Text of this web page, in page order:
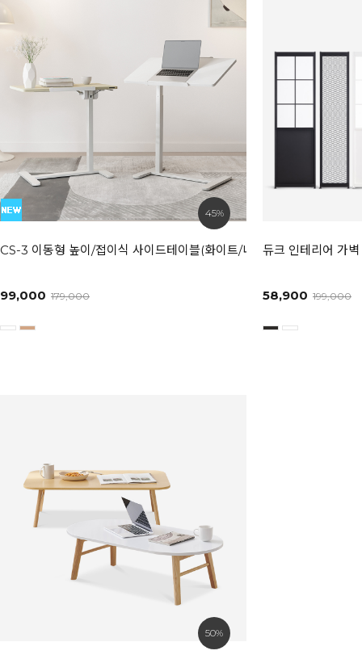
45%
CS-3 이동형 높이/접이식 사이드테이블(화이트/내추럴)
99,000 179,000
듀크 인테리어 가
58,900 199,000
50%